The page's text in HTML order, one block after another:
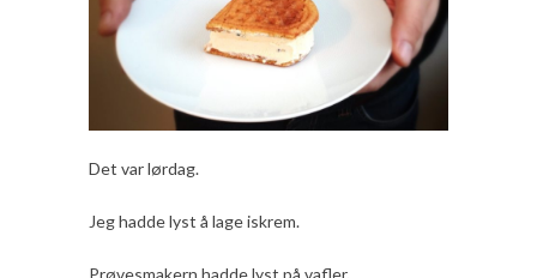
Det var lørdag.
Jeg hadde lyst å lage iskrem.
Prøvesmakern hadde lyst på vafler.